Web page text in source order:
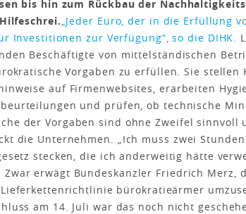
bis hin zum Rückbau der
„Jeder Euro, der in die Erfüllung
Investitionen zur Verfügung“, so die DIHK.
Beschäftigte von mittelständischen
Vorgaben zu erfüllen. Sie stellen
auf Firmenwebsites, erarbeiten
und prüfen, ob technische
der Vorgaben sind ohne Zweifel sinnvoll
die Unternehmen. „Ich muss zwei
stecken, die ich anderweitig hätte
Zwar erwägt Bundeskanzler Friedrich Merz,
bürokratieärmer
am 14. Juli war das noch nicht